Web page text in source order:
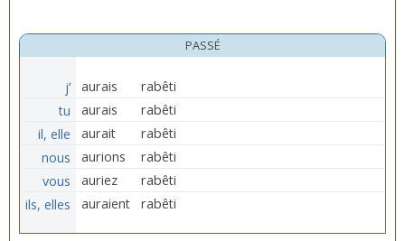
PASSÉ
j’ aurais
rabêti
tu
aurais
rabêti
il, elle
aurait
rabêti
nous
aurions
rabêti
vous
auriez
rabêti
ils, elles
auraient rabêti